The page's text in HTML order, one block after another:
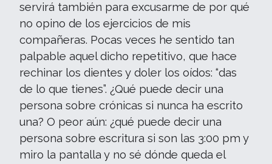
servirá también para excusarme de por qué
no opino de los ejercicios de mis
compañeras. Pocas veces he sentido tan
palpable aquel dicho repetitivo, que hace
rechinar los dientes y doler los oídos: “das
de lo que tienes”. ¿Qué puede decir una
persona sobre crónicas si nunca ha escrito
una? O peor aún: ¿qué puede decir una
persona sobre escritura si son las 3:00 pm y
miro la pantalla y no sé dónde queda el